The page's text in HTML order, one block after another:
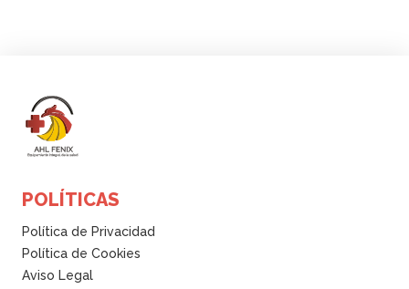
POLÍTICAS
Política de Privacidad
Política de Cookies
Aviso Legal